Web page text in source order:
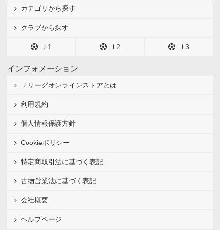
カテゴリから探す
クラブから探す
Ｊ1 Ｊ2 Ｊ3
インフォメーション
Ｊリーグオンラインストアとは
利用規約
個人情報保護方針
Cookieポリシー
特定商取引法に基づく表記
古物営業法に基づく表記
会社概要
ヘルプページ